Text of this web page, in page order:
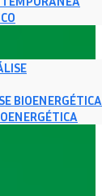
BIOENERGÉTICA